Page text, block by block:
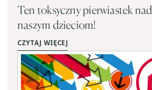
Ten toksyczny pierwiastek
naszym dzieciom!
CZYTAJ WIĘCEJ